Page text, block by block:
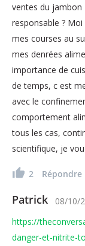
ventes du jambon
responsable ?
mes courses au
mes denrées
importance de
de temps, c est
avec le
comportement
tous les cas,
scientifique, je
2 Répondre
Patrick 08/10/
https://
danger-et-nitrite-